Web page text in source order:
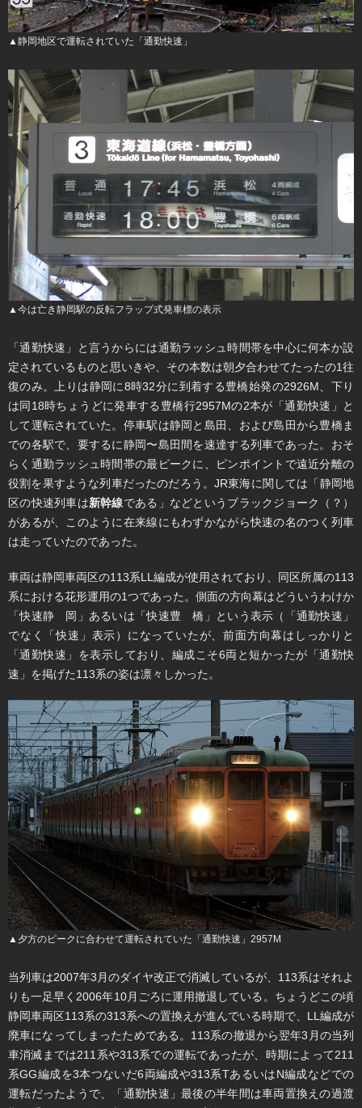
▲静岡地区で運転されていた「通勤快速」
▲今は亡き静岡駅の反転フラップ式発車標の表示
「通勤快速」と言うからには通勤ラッシュ時間帯を中心に何本か設
定されているものと思いきや、その本数は朝夕合わせてたったの1往
復のみ。上りは静岡に8時32分に到着する豊橋始発の2926M、下り
は同18時ちょうどに発車する豊橋行2957Mの2本が「通勤快速」と
して運転されていた。停車駅は静岡と島田、および島田から豊橋ま
での各駅で、要するに静岡〜島田間を速達する列車であった。おそ
らく通勤ラッシュ時間帯の最ピークに、ピンポイントで遠近分離の
役割を果すような列車だったのだろう。JR東海に関しては「静岡地
区の快速列車は新幹線である」などというブラックジョーク（？）
があるが、このように在来線にもわずかながら快速の名のつく列車
は走っていたのであった。
車両は静岡車両区の113系LL編成が使用されており、同区所属の113
系における花形運用の1つであった。側面の方向幕はどういうわけか
「快速静 岡」あるいは「快速豊 橋」という表示（「通勤快速」
でなく「快速」表示）になっていたが、前面方向幕はしっかりと
「通勤快速」を表示しており、編成こそ6両と短かったが「通勤快
速」を掲げた113系の姿は凛々しかった。
▲夕方のピークに合わせて運転されていた「通勤快速」2957M
当列車は2007年3月のダイヤ改正で消滅しているが、113系はそれよ
りも一足早く2006年10月ごろに運用撤退している。ちょうどこの頃
静岡車両区113系の313系への置換えが進んでいる時期で、LL編成が
廃車になってしまったためである。113系の撤退から翌年3月の当列
車消滅までは211系や313系での運転であったが、時期によって211
系GG編成を3本つないだ6両編成や313系TあるいはN編成などでの
運転だったようで、「通勤快速」最後の半年間は車両置換えの過渡